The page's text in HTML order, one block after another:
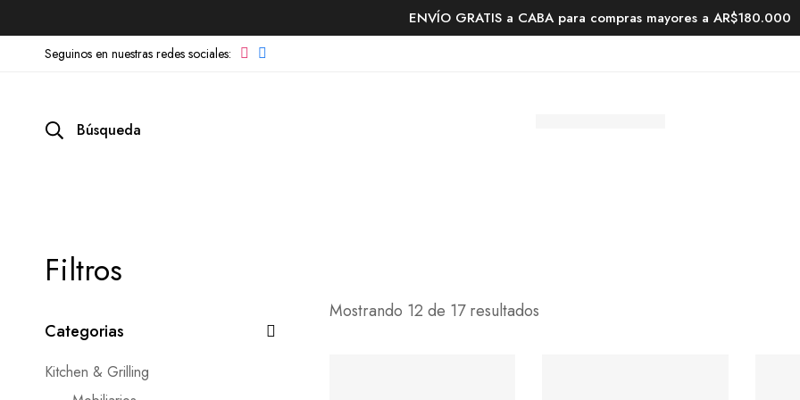
ENVÍO GRATIS a CABA para compras mayores a AR$180.000
Búsqueda
Filtros
Categorias
Kitchen & Grilling
Mostrando 12 de 17 resultados